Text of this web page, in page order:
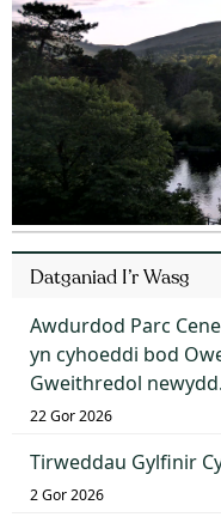
Datganiad I’r Wasg
Awdurdod Parc
yn cyhoeddi bod
Gweithredol newydd.
22 Gor 2026
Tirweddau Gylfinir
2 Gor 2026